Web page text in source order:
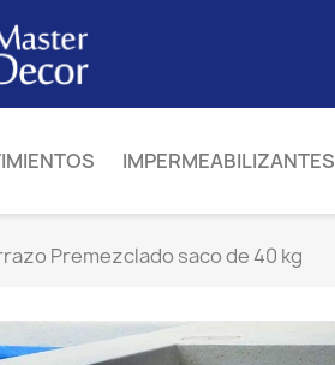
IMPERMEABILIZANTES
Premezclado saco de 40 kg